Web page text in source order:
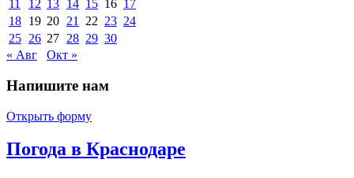
11
12 13 14 15 16 17
18 19 20 21 22 23 24
25 26 27 28 29 30
« Авг
Окт »
Напишите нам
Открыть форму
Погода в Краснодаре